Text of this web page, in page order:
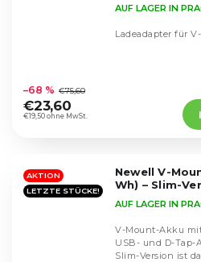
durchschnittliche
Produktbewertung
ist
Sternen.
AUF LAGER IN
€19,50 ohne MwSt.
–68 % €75,60
€23,60
Ladeadapter für
AKTION
LETZTE STÜCKE!
Newell V-
Wh) – Slim-
AUF LAGER IN
V-Mount-Akku
USB- und D-Tap-
Slim-Version ist